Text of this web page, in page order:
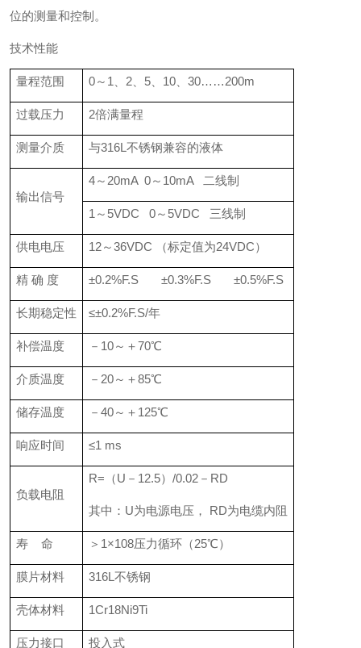
位的测量和控制。
技术性能
量程范围 0～1、2、5、10、30……200m
过载压力 2倍满量程
测量介质 与316L不锈钢兼容的液体
输出信号
4～20mA 0～10mA 二线制
1～5VDC 0～5VDC 三线制
供电电压 12～36VDC （标定值为24VDC）
精 确 度 ±0.2%F.S ±0.3%F.S ±0.5%F.S
长期稳定性 ≤±0.2%F.S/年
补偿温度 －10～＋70℃
介质温度 －20～＋85℃
储存温度 －40～＋125℃
响应时间 ≤1 ms
负载电阻
R=（U－12.5）/0.02－RD
其中：U为电源电压， RD为电缆内阻
寿 命 ＞1×108压力循环（25℃）
膜片材料 316L不锈钢
壳体材料 1Cr18Ni9Ti
压力接口 投入式